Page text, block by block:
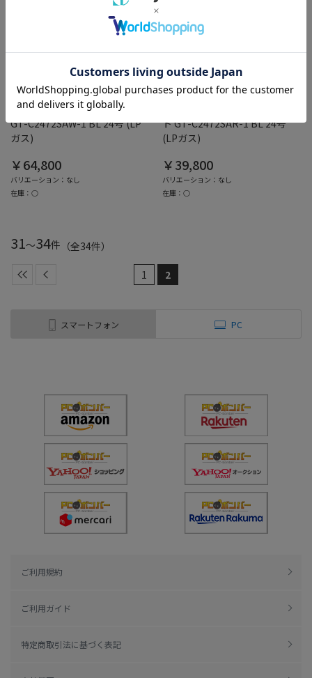
ノーリツ
[展示品C]エコジョーズ オート
GT-C2472SAW-1 BL 24号 (LP
ガス)
￥64,800
バリエーション：なし
在庫：○
PCボンバー
ノーリツ
ト GT-C2472SAR-1 BL 24号
(LPガス)
￥39,800
バリエーション：なし
在庫：○
31～34件 （全34件）
1 2
スマートフォン PC
ご利用規約
ご利用ガイド
特定商取引法に基づく表記